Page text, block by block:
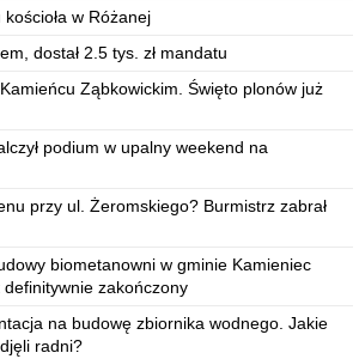
w Różanej
dostał 2.5 tys. zł mandatu
Ząbkowickim. Święto plonów już
podium w upalny weekend na
przy ul. Żeromskiego? Burmistrz zabrał
biometanowni w gminie Kamieniec
zakończony
na budowę zbiornika wodnego. Jakie
radni?